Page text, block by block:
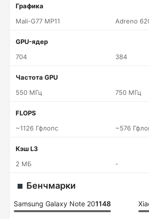
Графика
Mali-G77 MP11
Adreno
GPU-ядер
704
384
Частота GPU
550 МГц
750 МГц
FLOPS
~1126 Гфлопс
~576
Кэш L3
2 МБ
-
Бенчмарки
Samsung Galaxy Note 201148